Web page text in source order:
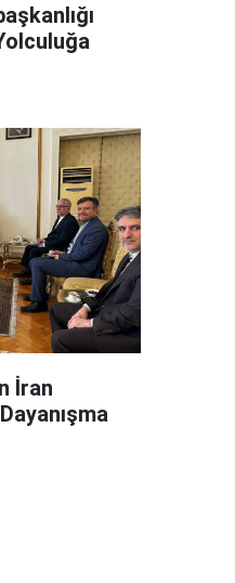
İran